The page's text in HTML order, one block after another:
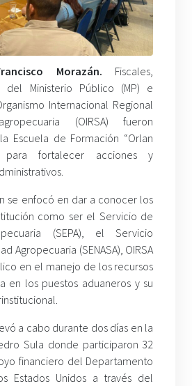
Morazán. Fiscales,
del Ministerio Público (MP) e
Internacional Regional
(OIRSA) fueron
Escuela de Formación “Orlan
para fortalecer acciones y
se enfocó en dar a conocer los
como ser el Servicio de
(SEPA), el Servicio
Agropecuaria (SENASA), OIRSA
en el manejo de los recursos
en los puestos aduaneros y su
a cabo durante dos días en la
Sula donde participaron 32
financiero del Departamento
Estados Unidos a través del